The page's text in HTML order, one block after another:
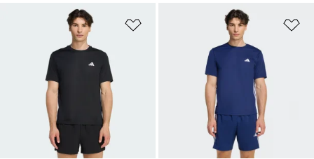
Añadir a la lista de deseos